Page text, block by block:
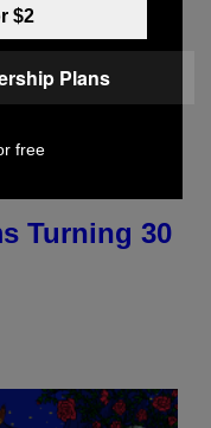
Turning 30
$2
Plans
free